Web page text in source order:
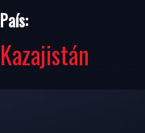
País:
Kazajistán